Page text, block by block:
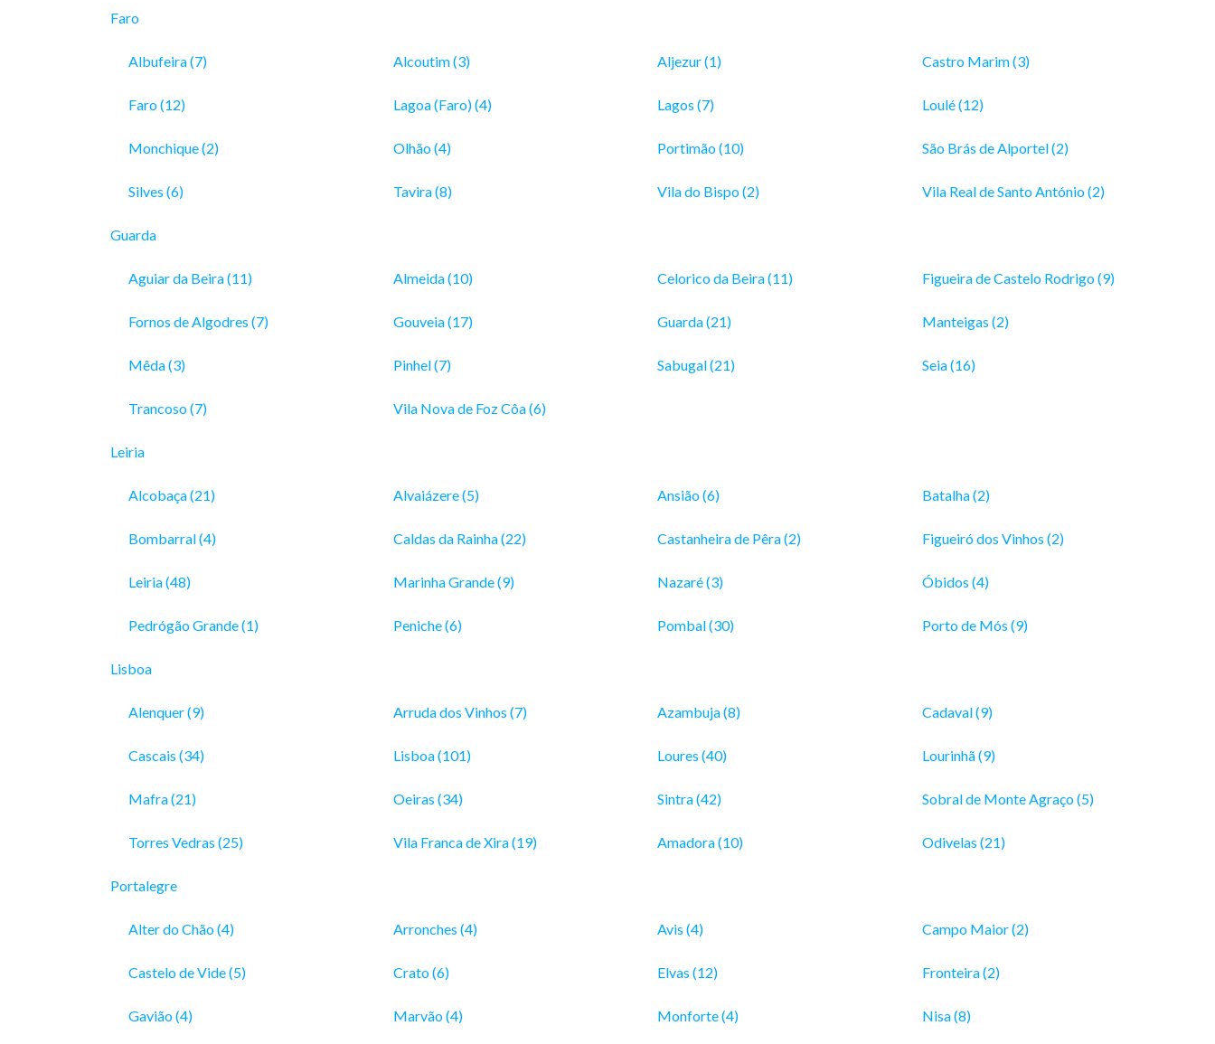
Faro
Albufeira (7) Alcoutim (3) Aljezur (1) Castro Marim (3)
Faro (12) Lagoa (Faro) (4) Lagos (7) Loulé (12)
Monchique (2) Olhão (4) Portimão (10) São Brás de Alportel (2)
Silves (6) Tavira (8) Vila do Bispo (2) Vila Real de Santo António (2)
Guarda
Aguiar da Beira (11) Almeida (10) Celorico da Beira (11) Figueira de Castelo Rodrigo (9)
Fornos de Algodres (7) Gouveia (17) Guarda (21) Manteigas (2)
Mêda (3) Pinhel (7) Sabugal (21) Seia (16)
Trancoso (7) Vila Nova de Foz Côa (6)
Leiria
Alcobaça (21) Alvaiázere (5) Ansião (6) Batalha (2)
Bombarral (4) Caldas da Rainha (22) Castanheira de Pêra (2) Figueiró dos Vinhos (2)
Leiria (48) Marinha Grande (9) Nazaré (3) Óbidos (4)
Pedrógão Grande (1) Peniche (6) Pombal (30) Porto de Mós (9)
Lisboa
Alenquer (9) Arruda dos Vinhos (7) Azambuja (8) Cadaval (9)
Cascais (34) Lisboa (101) Loures (40) Lourinhã (9)
Mafra (21) Oeiras (34) Sintra (42) Sobral de Monte Agraço (5)
Torres Vedras (25) Vila Franca de Xira (19) Amadora (10) Odivelas (21)
Portalegre
Alter do Chão (4) Arronches (4) Avis (4) Campo Maior (2)
Castelo de Vide (5) Crato (6) Elvas (12) Fronteira (2)
Gavião (4) Marvão (4) Monforte (4) Nisa (8)